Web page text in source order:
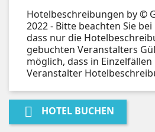
Hotelbeschreibungen by ©
2022 - Bitte beachten Sie
dass nur die
gebuchten Veranstalters
möglich, dass in
Veranstalter
 HOTEL BUCHEN